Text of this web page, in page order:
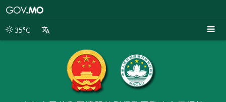
別
35°C